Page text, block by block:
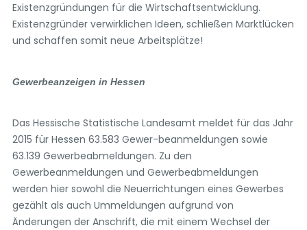
Existenzgründungen für die Wirtschaftsentwicklung.
Existenzgründer verwirklichen Ideen, schließen Marktlücken
und schaffen somit neue Arbeitsplätze!
Gewerbeanzeigen in Hessen
Das Hessische Statistische Landesamt meldet für das Jahr
2015 für Hessen 63.583 Gewer-beanmeldungen sowie
63.139 Gewerbeabmeldungen. Zu den
Gewerbeanmeldungen und Gewerbeabmeldungen
werden hier sowohl die Neuerrichtungen eines Gewerbes
gezählt als auch Ummeldungen aufgrund von
Änderungen der Anschrift, die mit einem Wechsel der